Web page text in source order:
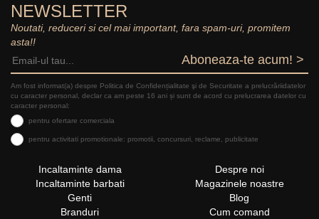
NEWSLETTER
Noutati, reduceri si cel mai important, fara spam-uri, promitem
asta!!
Aboneaza-te acum! >
Am fost informat(a) despre Politica de Confidențialitate şi de Securitate a prelucrăriidatelor
cu caracter personal, declar ca am peste 16 ani și sunt de acord cu prelucrarea datelor cu
caracter personal:
pentru ofertare comerciala
pentru activitati promotionale: promotii, concursuri, reclame, publicitate
Incaltaminte dama
Incaltaminte barbati
Genti
Branduri
Despre noi
Magazinele noastre
Blog
Cum comand